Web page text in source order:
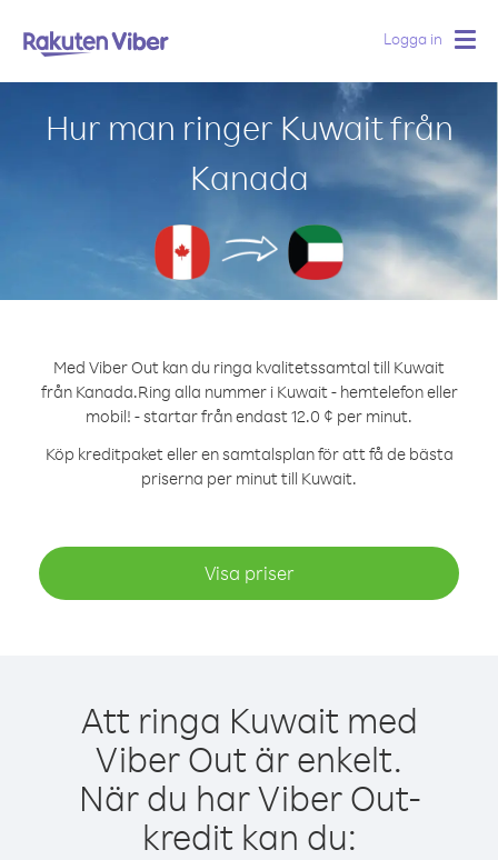
Logga in
Hur man ringer Kuwait från
Kanada
Med Viber Out kan du ringa kvalitetssamtal till Kuwait
från Kanada.Ring alla nummer i Kuwait - hemtelefon eller
mobil! - startar från endast 12.0 ¢ per minut.
Köp kreditpaket eller en samtalsplan för att få de bästa
priserna per minut till Kuwait.
Visa priser
Att ringa Kuwait med
Viber Out är enkelt.
När du har Viber Out-
kredit kan du: